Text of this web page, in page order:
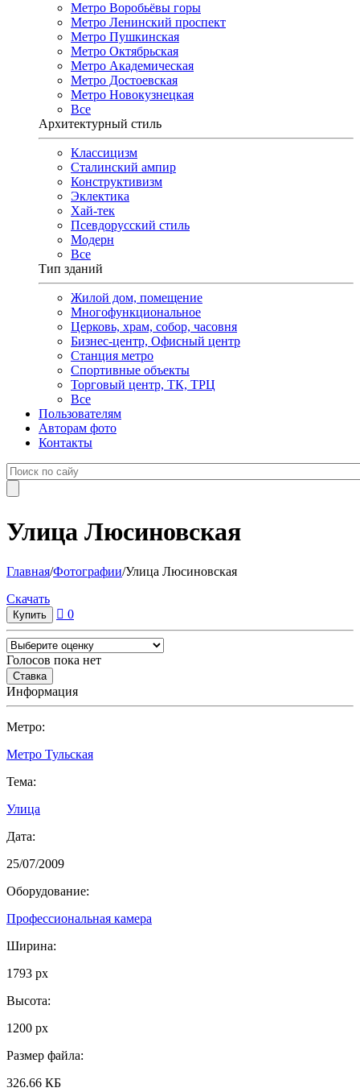
Метро Воробьёвы горы
Метро Ленинский проспект
Метро Пушкинская
Метро Октябрьская
Метро Академическая
Метро Достоевская
Метро Новокузнецкая
Все
Архитектурный стиль
Классицизм
Сталинский ампир
Конструктивизм
Эклектика
Хай-тек
Псевдорусский стиль
Модерн
Все
Тип зданий
Жилой дом, помещение
Многофункциональное
Церковь, храм, собор, часовня
Бизнес-центр, Офисный центр
Станция метро
Спортивные объекты
Торговый центр, ТК, ТРЦ
Все
Пользователям
Авторам фото
Контакты
Улица Люсиновская
Главная/Фотографии/Улица Люсиновская
Cкачать
0
Голосов пока нет
Информация
Метро:
Метро Тульская
Тема:
Улица
Дата:
25/07/2009
Оборудование:
Профессиональная камера
Ширина:
1793 px
Высота:
1200 px
Размер файла:
326.66 КБ